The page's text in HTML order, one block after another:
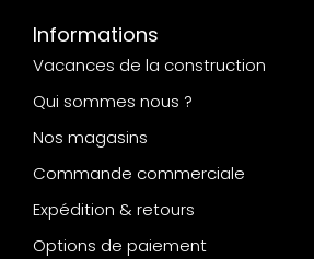
Informations
Vacances de la construction
Qui sommes nous ?
Nos magasins
Commande commerciale
Expédition & retours
Options de paiement